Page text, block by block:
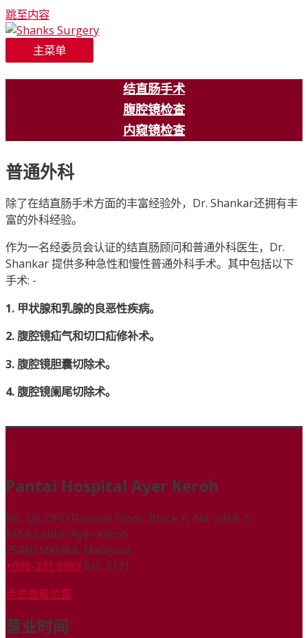
跳至内容
主菜单
结直肠手术
腹腔镜检查
内窥镜检查
普通外科
除了在结直肠手术方面的丰富经验外，Dr. Shankar还拥有丰
富的外科经验。
作为一名经委员会认证的结直肠顾问和普通外科医生，Dr.
Shankar 提供多种急性和慢性普通外科手术。其中包括以下
手术: -
1. 甲状腺和乳腺的良恶性疾病。
2. 腹腔镜疝气和切口疝修补术。
3. 腹腔镜胆囊切除术。
4. 腹腔镜阑尾切除术。
Pantai Hospital Ayer Keroh
No. G3, OPD Ground Floor, Block A, No. 2418-1,
KM 8 Lebuh Ayer Keroh
75450 Melaka, Malaysia
+606-231 9999 Ext. 2131
点击查看位置
营业时间